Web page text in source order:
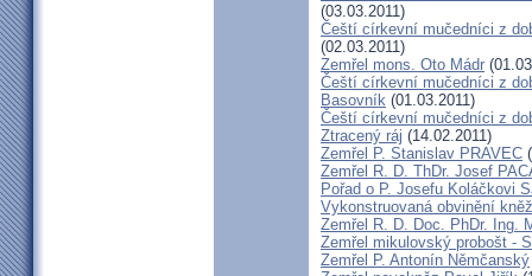
(03.03.2011)
Čeští církevní mučedníci z
(02.03.2011)
Zemřel mons. Oto Mádr
Čeští církevní mučedníci z
Basovník (01.03.2011)
Čeští církevní mučedníci z
Ztracený ráj (14.02.2011)
Zemřel P. Stanislav PRAVEC
Zemřel R. D. ThDr. Josef
Pořad o P. Josefu Koláčkovi
Vykonstruovaná obvinění
Zemřel R. D. Doc. PhDr. Ing.
Zemřel mikulovský probošt -
Zemřel P. Antonín Němčanský